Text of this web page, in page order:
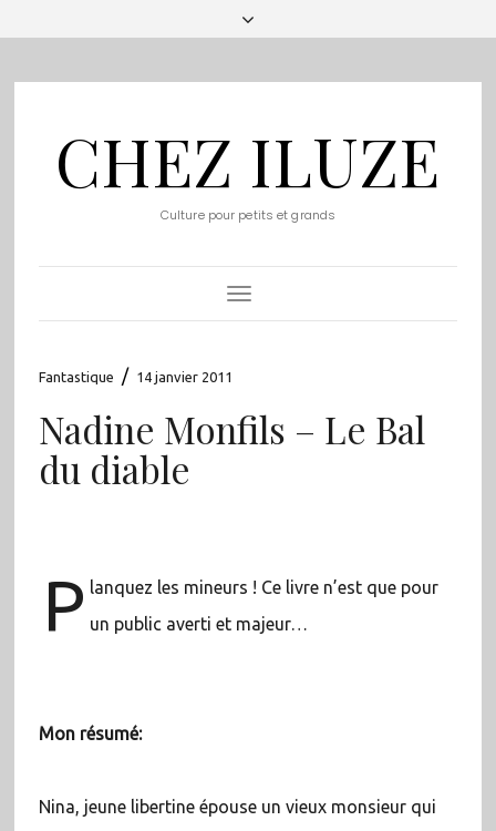
CHEZ ILUZE
Culture pour petits et grands
Toggle
Navigation
Fantastique / 14 janvier 2011
Nadine Monfils – Le Bal
du diable
P lanquez les mineurs ! Ce livre n’est que pour
un public averti et majeur…
Mon résumé:
Nina, jeune libertine épouse un vieux monsieur qui